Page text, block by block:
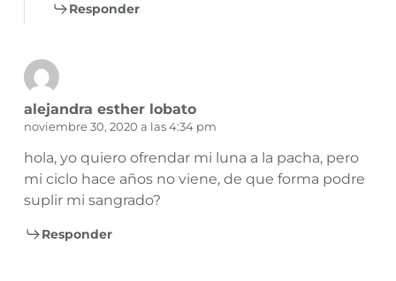
Responder
alejandra esther lobato
noviembre 30, 2020 a las 4:34 pm
hola, yo quiero ofrendar mi luna a la pacha, pero
mi ciclo hace años no viene, de que forma podre
suplir mi sangrado?
Responder